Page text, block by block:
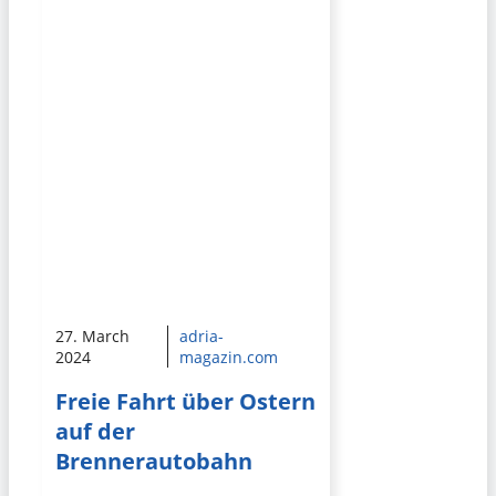
27. March
2024
adria-
magazin.com
Freie Fahrt über Ostern
auf der
Brennerautobahn